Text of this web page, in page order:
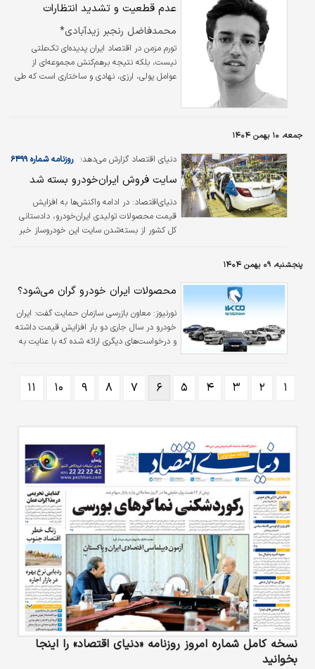
عدم قطعیت و تشدید انتظارات
محمدفاضل رنجبر زیدآبادی*
تورم مزمن در اقتصاد ایران پدیده‌ای تک‌علتی
نیست، بلکه نتیجه برهم‌کنش مجموعه‌ای از
عوامل پولی، ارزی، نهادی و ساختاری است که طی
فشارهای قیمتی ایفا کرده‌اند. بررسی روند افزایش
قیمت‌ها بدون توجه به این عوامل نهادی و
زیرساختی، تصویری ناقص از سازوکار تورم در
اقتصاد ایران ارائه می‌دهد.
جمعه، ۱۰ بهمن ۱۴۰۴
دنیای اقتصاد گزارش می‌دهد؛ روزنامه شماره ۶۴۹۹
سایت فروش ایران‌خودرو بسته شد
دنیای‌اقتصاد: در ادامه واکنش‌ها به افزایش
قیمت محصولات تولیدی ایران‌خودرو، دادستانی
کل کشور از بسته‌شدن سایت این خودروساز خبر
پنجشنبه، ۰۹ بهمن ۱۴۰۴
محصولات ایران خودرو گران می‌شود؟
نورنیوز: معاون بازرسی سازمان حمایت گفت: ایران
خودرو در سال جاری دو بار افزایش قیمت داشته
و درخواست‌های دیگری ارائه شده که با عنایت به
۱ ۲ ۳ ۴ ۵ ۶ ۷ ۸ ۹ ۱۰ ۱۱
نسخه کامل شماره امروز روزنامه «دنیای‌ اقتصاد» را اینجا
بخوانید